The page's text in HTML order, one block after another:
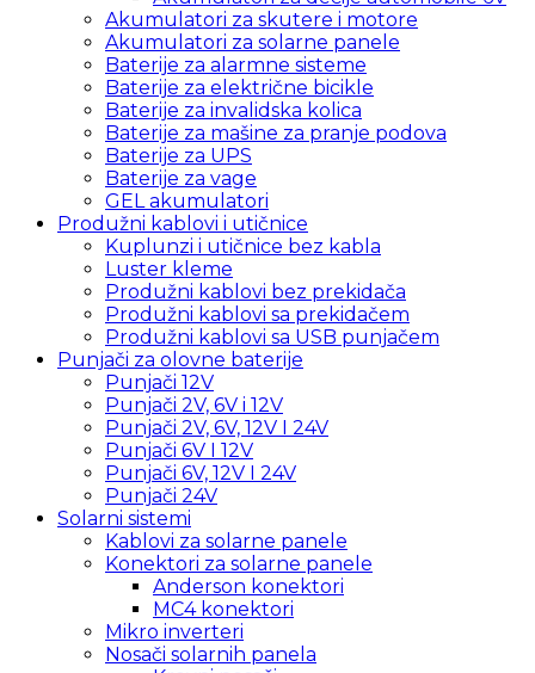
Akumulatori za skutere i motore
Akumulatori za solarne panele
Baterije za alarmne sisteme
Baterije za električne bicikle
Baterije za invalidska kolica
Baterije za mašine za pranje podova
Baterije za UPS
Baterije za vage
GEL akumulatori
Produžni kablovi i utičnice
Kuplunzi i utičnice bez kabla
Luster kleme
Produžni kablovi bez prekidača
Produžni kablovi sa prekidačem
Produžni kablovi sa USB punjačem
Punjači za olovne baterije
Punjači 12V
Punjači 2V, 6V i 12V
Punjači 2V, 6V, 12V I 24V
Punjači 6V I 12V
Punjači 6V, 12V I 24V
Punjači 24V
Solarni sistemi
Kablovi za solarne panele
Konektori za solarne panele
Anderson konektori
MC4 konektori
Mikro inverteri
Nosači solarnih panela